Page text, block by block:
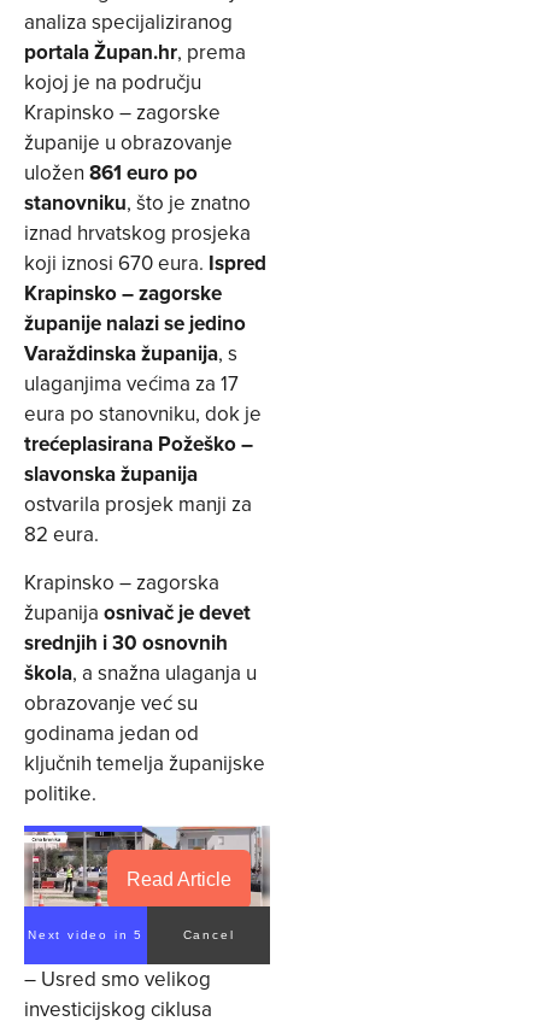
analiza specijaliziranog
portala Župan.hr, prema
kojoj je na području
Krapinsko – zagorske
županije u obrazovanje
uložen 861 euro po
stanovniku, što je znatno
iznad hrvatskog prosjeka
koji iznosi 670 eura. Ispred
Krapinsko – zagorske
županije nalazi se jedino
Varaždinska županija, s
ulaganjima većima za 17
eura po stanovniku, dok je
trećeplasirana Požeško –
slavonska županija
ostvarila prosjek manji za
82 eura.
Krapinsko – zagorska
županija osnivač je devet
srednjih i 30 osnovnih
škola, a snažna ulaganja u
obrazovanje već su
godinama jedan od
ključnih temelja županijske
politike.
Read Article
Next video in 4 Cancel
– Usred smo velikog
investicijskog ciklusa